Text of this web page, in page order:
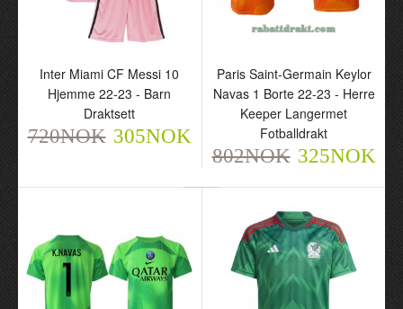
Inter Miami CF Messi 10
Hjemme 22-23 - Barn
Draktsett
720NOK 305NOK
Paris Saint-Germain Keylor
Navas 1 Borte 22-23 - Herre
Keeper Langermet
Fotballdrakt
802NOK 325NOK